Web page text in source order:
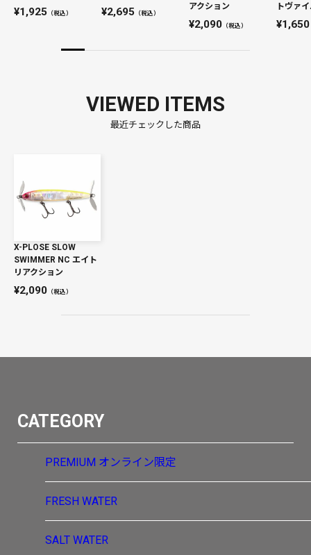
1,925 （税込） 2,695（税込）
アクション
2,090（税込）
トヴァ
1,650
VIEWED ITEMS
最近チェックした商品
X-PLOSE SLOW
SWIMMER NC エイト
リアクション
2,090 （税込）
CATEGORY
PREMIUM オンライン限定
FRESH WATER
SALT WATER